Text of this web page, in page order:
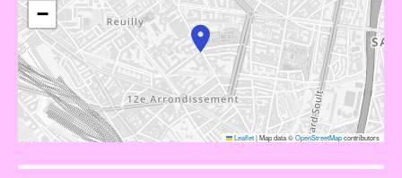
−
Leaflet|Map data ©OpenStreetMapcontributors